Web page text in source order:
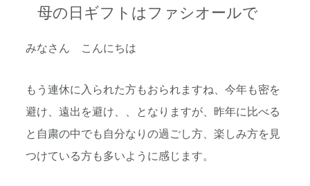
母の日ギフトはファシオールで
みなさん こんにちは
もう連休に入られた方もおられますね、今年も密を
避け、遠出を避け、、となりますが、昨年に比べる
と自粛の中でも自分なりの過ごし方、楽しみ方を見
つけている方も多いように感じます。